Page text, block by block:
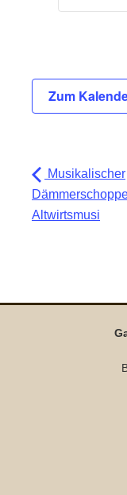
Zum
Musikalischer
Altwirtsmusi